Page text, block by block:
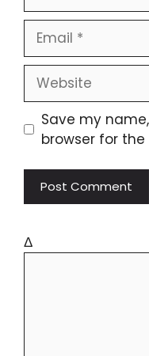
Save my
browser for
Δ